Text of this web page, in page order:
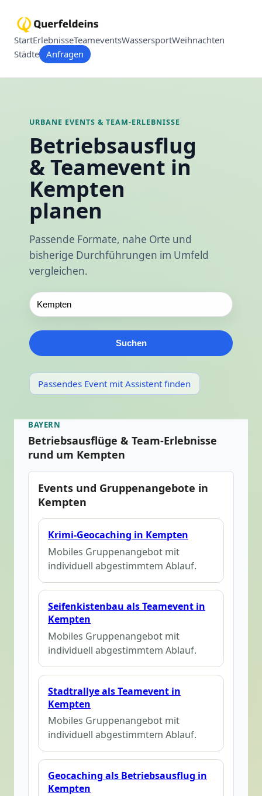
StartErlebnisseTeameventsWassersportWeihnachten
Städte Anfragen
URBANE EVENTS & TEAM-ERLEBNISSE
Betriebsausflug
& Teamevent in
Kempten
planen
Passende Formate, nahe Orte und
bisherige Durchführungen im Umfeld
vergleichen.
Suchen
Passendes Event mit Assistent finden
BAYERN
Betriebsausflüge & Team-Erlebnisse
rund um Kempten
Events und Gruppenangebote in
Kempten
Krimi-Geocaching in Kempten
Mobiles Gruppenangebot mit
individuell abgestimmtem Ablauf.
Seifenkistenbau als Teamevent in
Kempten
Mobiles Gruppenangebot mit
individuell abgestimmtem Ablauf.
Stadtrallye als Teamevent in
Kempten
Mobiles Gruppenangebot mit
individuell abgestimmtem Ablauf.
Geocaching als Betriebsausflug in
Kempten